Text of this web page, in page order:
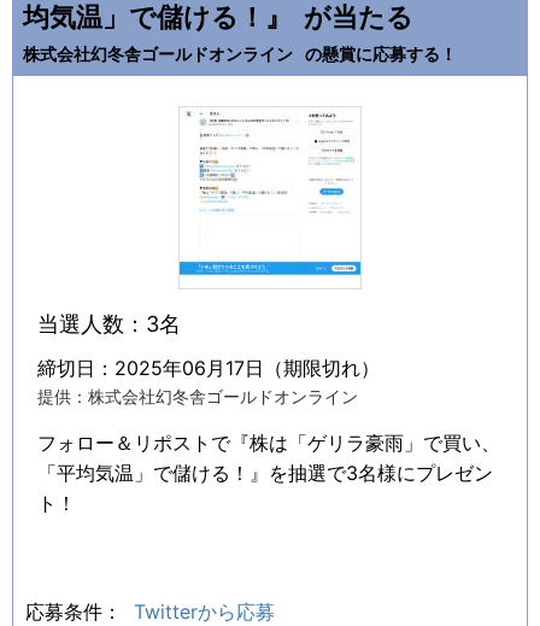
均気温」で儲ける！』
が当たる
株式会社幻冬舎ゴールドオンライン の懸賞に応募する！
当選人数：3名
締切日：2025年06月17日（期限切れ）
提供：株式会社幻冬舎ゴールドオンライン
フォロー＆リポストで『株は「ゲリラ豪雨」で買い、
「平均気温」で儲ける！』を抽選で3名様にプレゼン
ト！
応募条件：
Twitterから応募